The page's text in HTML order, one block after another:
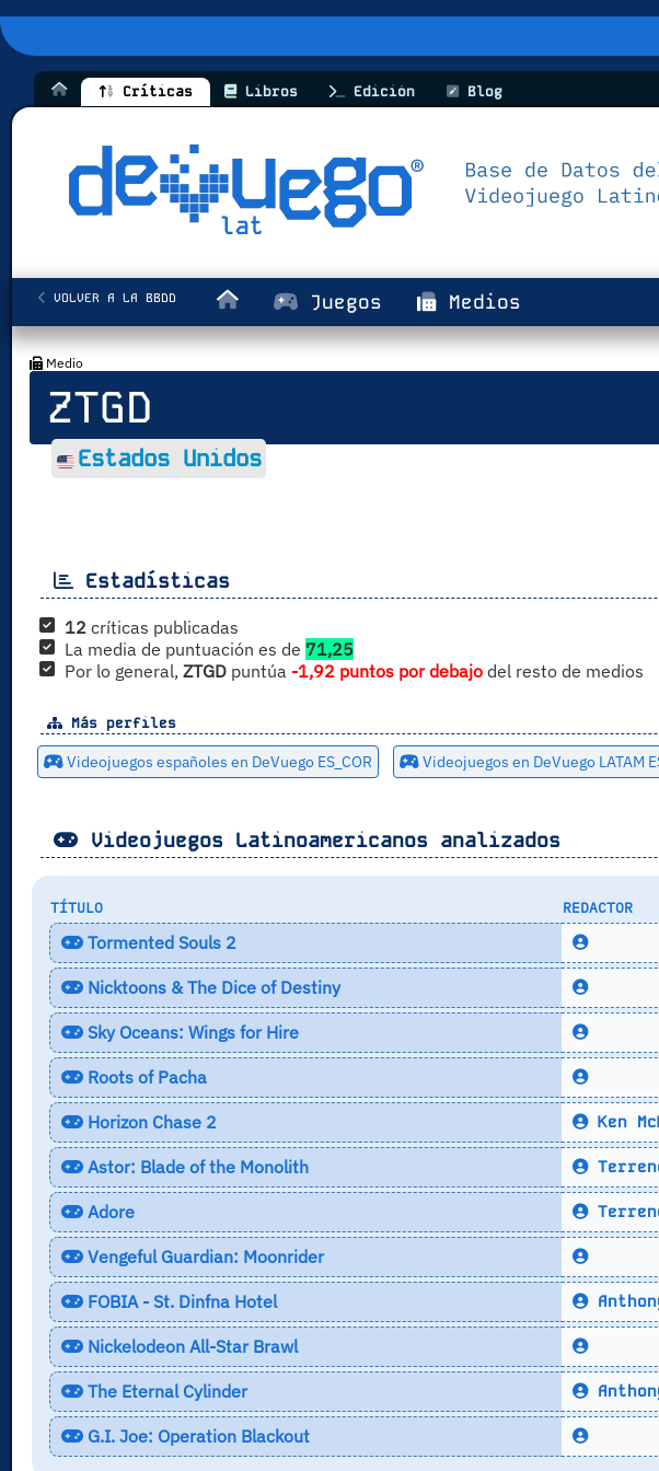
Críticas Libros Edición Blog
Juegos Medios
VOLVER A LA BBDD
Medio
ZTGD
Estados Unidos
Estadísticas
12críticas publicadas
La media de puntuación es de 71,25
Por lo general, ZTGDpuntúa -1,92 puntos por debajodel resto de medios
Más perfiles
Videojuegos españoles en DeVuego ES_COR Videojuegos en DeVuego LATAM
Videojuegos Latinoamericanos analizados
TÍTULO REDACTOR
Tormented Souls 2
Nicktoons & The Dice of Destiny
Sky Oceans: Wings for Hire
Roots of Pacha
Horizon Chase 2 Ken
Astor: Blade of the Monolith
Adore
Vengeful Guardian: Moonrider
FOBIA - St. Dinfna Hotel
Nickelodeon All-Star Brawl
The Eternal Cylinder
G.I. Joe: Operation Blackout